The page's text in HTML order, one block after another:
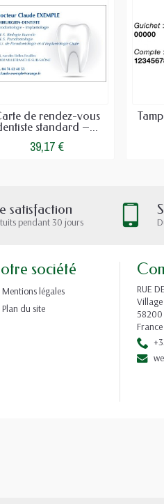
de rendez-vous
standard –...
39,17 €
satisfaction
pendant 30 jours
société
Mentions légales
Plan du site
RUE
58200